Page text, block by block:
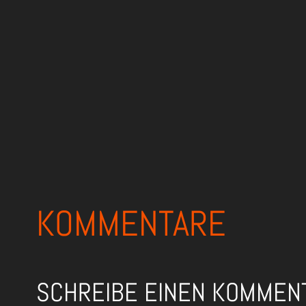
KOMMENTARE
SCHREIBE EINEN